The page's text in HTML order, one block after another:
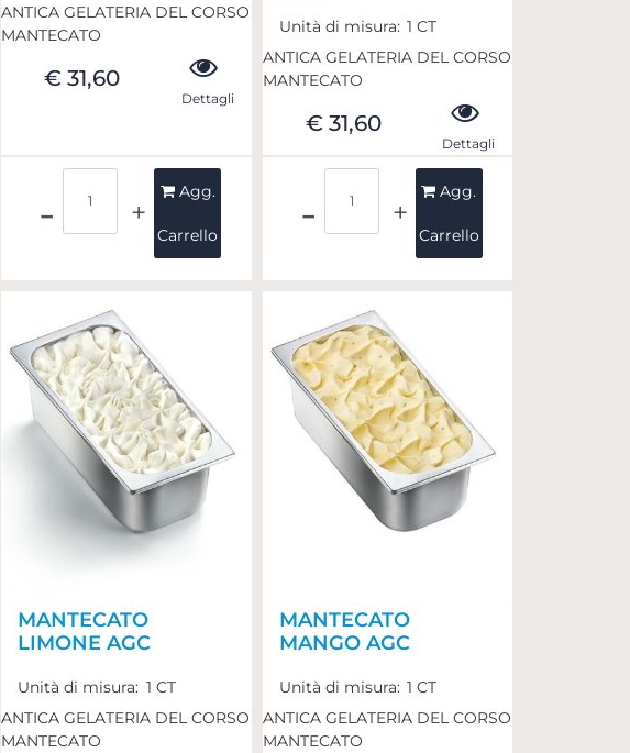
ANTICA GELATERIA DEL CORSO
MANTECATO
€ 31,60
Dettagli
Agg.
Carrello
Unità di misura: 1 CT
ANTICA GELATERIA DEL CORSO
MANTECATO
€ 31,60
Dettagli
Agg.
Carrello
MANTECATO
LIMONE AGC
Unità di misura: 1 CT
ANTICA GELATERIA DEL CORSO
MANTECATO
MANTECATO
MANGO AGC
Unità di misura: 1 CT
ANTICA GELATERIA DEL CORSO
MANTECATO